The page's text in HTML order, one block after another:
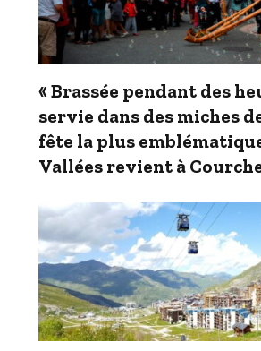
« Brassée pendant des
servie dans des miches
fête la plus
Vallées revient à